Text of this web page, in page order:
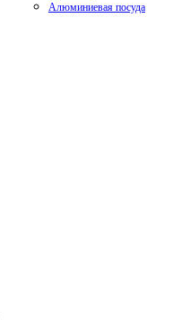
Алюминиевая посуда